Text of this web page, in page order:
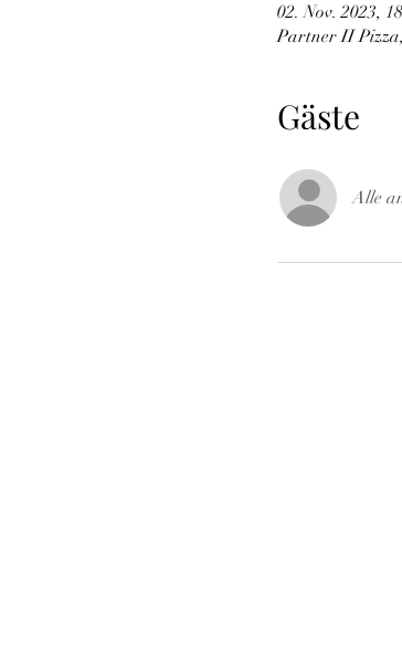
02. Nov. 2023,
Partner II
Gäste
Alle